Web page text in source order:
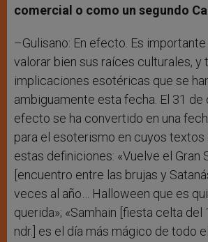
comercial o como un segundo
–Gulisano: En efecto. Es
valorar bien sus raíces culturales, y
implicaciones esotéricas que se
ambiguamente esta fecha. El 31 de
efecto se ha convertido en una
para el esoterismo en cuyos
estas definiciones: «Vuelve el Gran
[encuentro entre las brujas y
veces al año… Halloween que es
querida»; «Samhain [fiesta celta del
ndr.] es el día más mágico de todo